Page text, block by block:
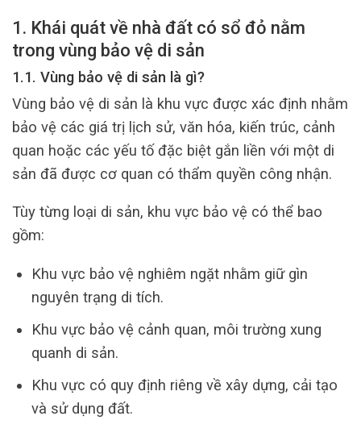
1. Khái quát về nhà đất có sổ đỏ nằm
trong vùng bảo vệ di sản
1.1. Vùng bảo vệ di sản là gì?
Vùng bảo vệ di sản là khu vực được xác định nhằm
bảo vệ các giá trị lịch sử, văn hóa, kiến trúc, cảnh
quan hoặc các yếu tố đặc biệt gắn liền với một di
sản đã được cơ quan có thẩm quyền công nhận.
Tùy từng loại di sản, khu vực bảo vệ có thể bao
gồm:
Khu vực bảo vệ nghiêm ngặt nhằm giữ gìn
nguyên trạng di tích.
Khu vực bảo vệ cảnh quan, môi trường xung
quanh di sản.
Khu vực có quy định riêng về xây dựng, cải tạo
và sử dụng đất.